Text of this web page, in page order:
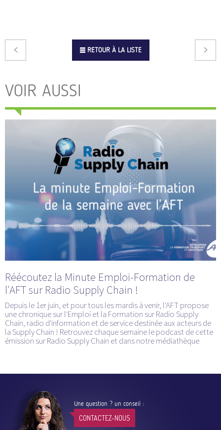
RETOUR À LA LISTE
VOIR AUSSI
Réécoutez la Minute Emploi-Formation de
l'AFT sur Radio Supply Chain !
Depuis le 1er juin, et pour tous les mardis à venir, l'AFT propose
une chronique sur l'Emploi et la Formation sur Radio Supply
Chain, radio d'information et de service destinée aux acteurs de
la Supply Chain ! Retrouvez chaque semaine le podcast de cette
émission sur Radio Supply Chain et dans notre médiathèque
Une question ? un conseil :
CONTACTEZ-NOUS